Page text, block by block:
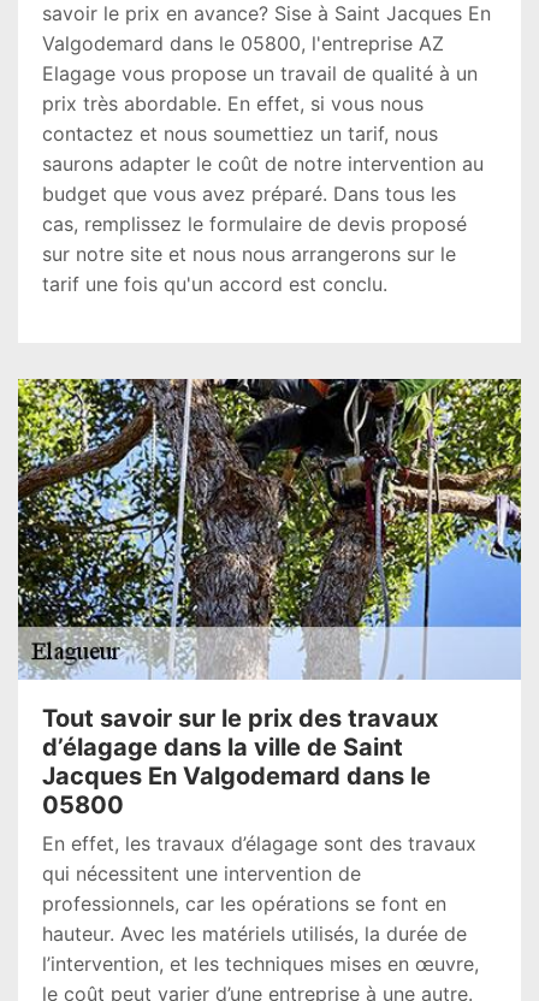
savoir le prix en avance? Sise à Saint Jacques En
Valgodemard dans le 05800, l'entreprise AZ
Elagage vous propose un travail de qualité à un
prix très abordable. En effet, si vous nous
contactez et nous soumettiez un tarif, nous
saurons adapter le coût de notre intervention au
budget que vous avez préparé. Dans tous les
cas, remplissez le formulaire de devis proposé
sur notre site et nous nous arrangerons sur le
tarif une fois qu'un accord est conclu.
Tout savoir sur le prix des travaux
d’élagage dans la ville de Saint
Jacques En Valgodemard dans le
05800
En effet, les travaux d’élagage sont des travaux
qui nécessitent une intervention de
professionnels, car les opérations se font en
hauteur. Avec les matériels utilisés, la durée de
l’intervention, et les techniques mises en œuvre,
le coût peut varier d’une entreprise à une autre.